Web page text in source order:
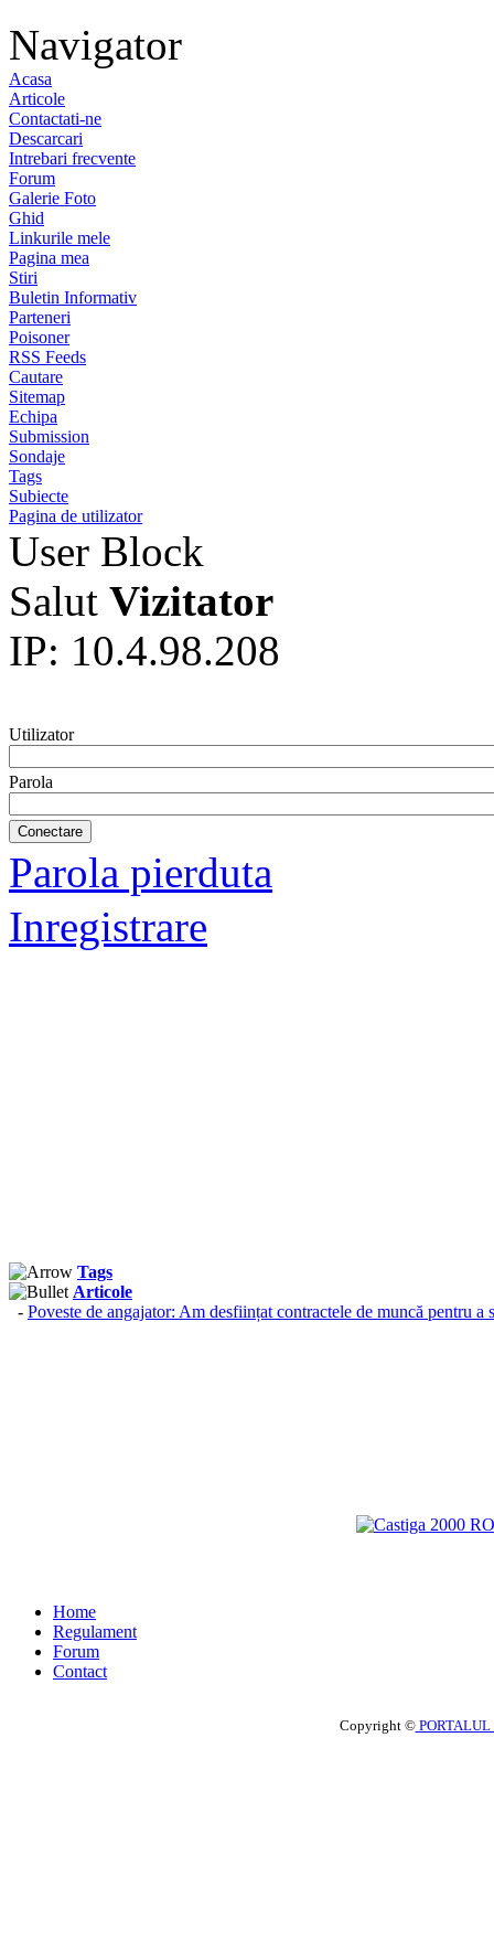
Navigator
Acasa
Articole
Contactati-ne
Descarcari
Intrebari frecvente
Forum
Galerie Foto
Ghid
Linkurile mele
Pagina mea
Stiri
Buletin Informativ
Parteneri
Poisoner
RSS Feeds
Cautare
Sitemap
Echipa
Submission
Sondaje
Tags
Subiecte
Pagina de utilizator
User Block
Salut Vizitator
IP: 10.4.98.208
Utilizator
Parola
Parola pierduta
Inregistrare
Tags
Articole
- Poveste de angajator: Am desființat contractele de muncă pentru a
Home
Regulament
Forum
Contact
Copyright ©PORTALUL